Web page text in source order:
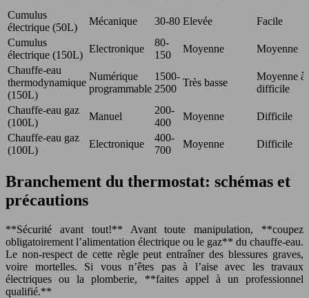
Cumulus
électrique (50L)
Mécanique 30-80 Elevée
Facile
Cumulus
électrique (150L)
Electronique
80-
150
Moyenne
Moyenne
Chauffe-eau
thermodynamique
(150L)
Numérique
programmable
1500-
2500
Très basse
Moyenne à
difficile
Chauffe-eau gaz
(100L)
Manuel
200-
400
Moyenne
Difficile
Chauffe-eau gaz
(100L)
Electronique
400-
700
Moyenne Difficile
Branchement du thermostat: schémas et
précautions
**Sécurité avant tout!** Avant toute manipulation, **coupez
obligatoirement l’alimentation électrique ou le gaz** du chauffe-eau.
Le non-respect de cette règle peut entraîner des blessures graves,
voire mortelles. Si vous n’êtes pas à l’aise avec les travaux
électriques ou la plomberie, **faites appel à un professionnel
qualifié.**